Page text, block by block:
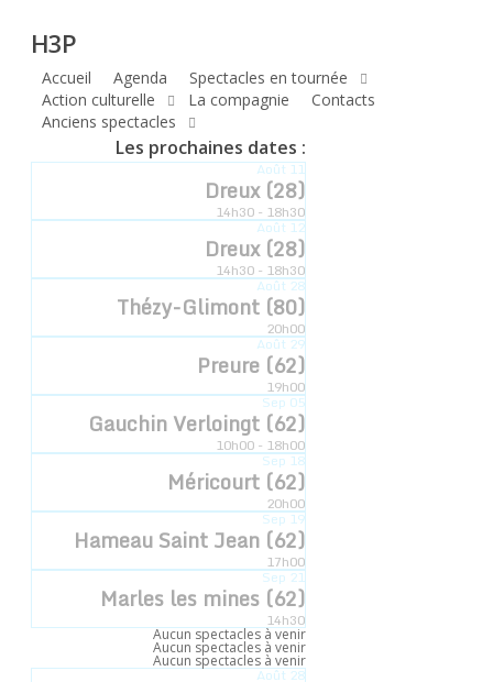
content
H3P
Compagnie
hyperbole
à trois poils
Compagnie Hyperbole à Trois Poils Retrouvez-
nous sur notre communauté
H3P
Accueil Agenda
Spectacles en tournée
Action culturelle
La compagnie
Contacts
Anciens spectacles
Les prochaines dates :
Août11
Dreux (28)
14h30 - 18h30
Août12
Dreux (28)
14h30 - 18h30
Août28
Thézy-Glimont (80)
20h00
Août29
Preure (62)
19h00
Sep05
Gauchin Verloingt (62)
10h00 - 18h00
Sep18
Méricourt (62)
20h00
Sep19
Hameau Saint Jean (62)
17h00
Sep21
Marles les mines (62)
14h30
Aucun spectacles à venir
Aucun spectacles à venir
Aucun spectacles à venir
Août28
»Le Pecq (78)
« Tous les Évènements
Cet évènement est passé.